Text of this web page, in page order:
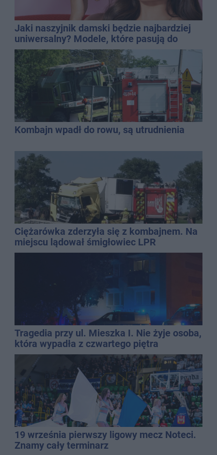
Jaki naszyjnik damski będzie najbardziej
uniwersalny? Modele, które pasują do
wielu stylizacji
Kombajn wpadł do rowu, są utrudnienia
Ciężarówka zderzyła się z kombajnem. Na
miejscu lądował śmigłowiec LPR
Tragedia przy ul. Mieszka I. Nie żyje osoba,
która wypadła z czwartego piętra
19 września pierwszy ligowy mecz Noteci.
Znamy cały terminarz